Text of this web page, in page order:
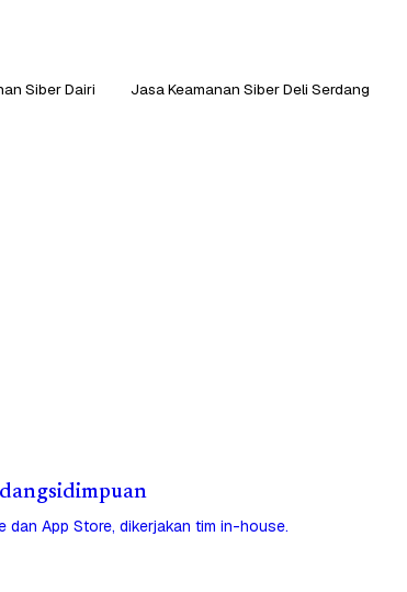
Siber Dairi
Jasa Keamanan Siber Deli Serdang
App Store, dikerjakan tim in-house.